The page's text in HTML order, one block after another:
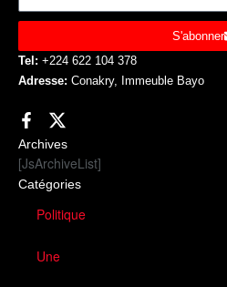
Catégories
Politique
Une
Archives
[JsArchiveList]
S'abonner
Tel: +224 622 104 378
Adresse: Conakry, Immeuble Bayo